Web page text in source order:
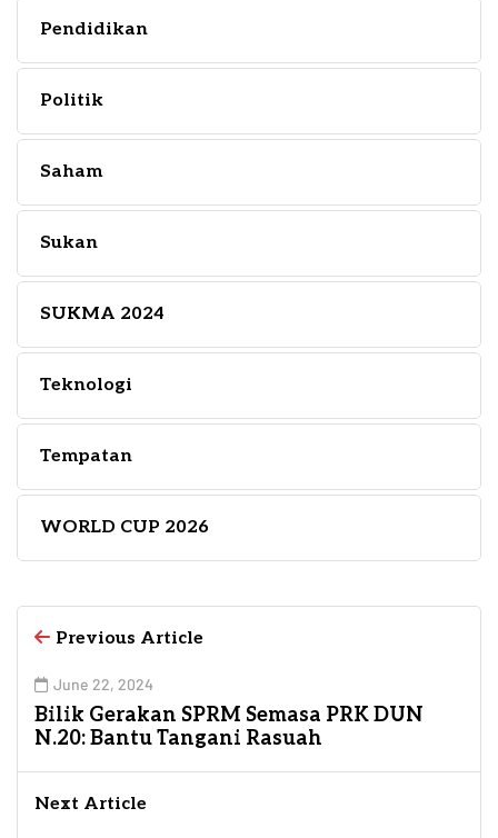
Pendidikan
Politik
Saham
Sukan
SUKMA 2024
Teknologi
Tempatan
WORLD CUP 2026
Previous Article
June 22, 2024
Bilik Gerakan SPRM Semasa PRK DUN
N.20: Bantu Tangani Rasuah
Next Article